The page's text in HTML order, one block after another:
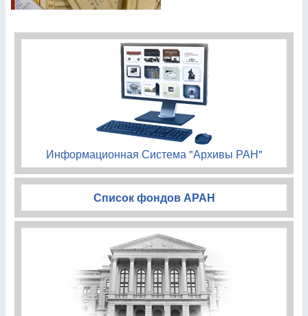
Информационная Система "Архивы РАН"
Список фондов АРАН